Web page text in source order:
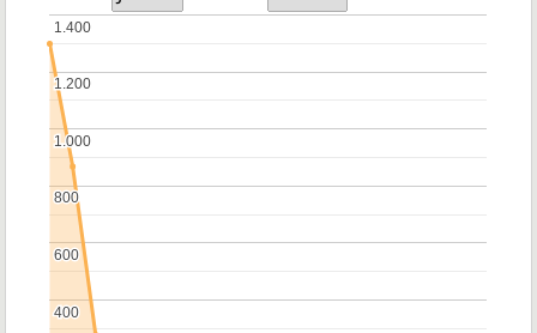
400
400
600
600
800
800
1.000
1.000
1.200
1.200
1.400
1.400